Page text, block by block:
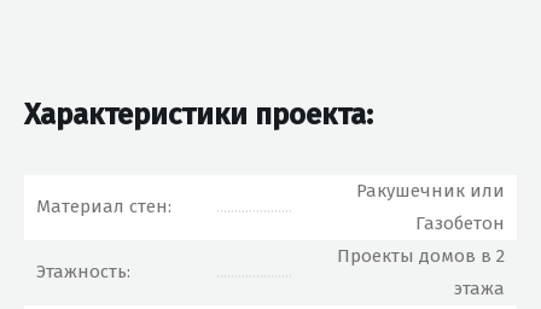
Характеристики проекта:
Материал стен: .....................
Ракушечник или
Газобетон
Этажность:
Проекты домов в 2
этажа